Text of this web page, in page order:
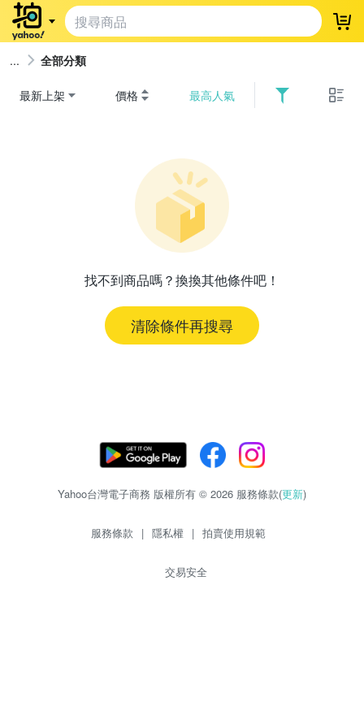
登
全部分類
最新上架 價格 最高人氣
找不到商品嗎？換換其他條件吧！
清除條件再搜尋
Yahoo台灣電子商務 版權所有 © 2026 服務條款(更新)
服務條款 | 隱私權 | 拍賣使用規範
交易安全